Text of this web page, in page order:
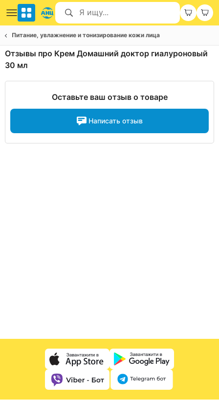
Питание, увлажнение и тонизирование кожи лица
Отзывы про Крем Домашний доктор гиалуроновый
30 мл
Оставьте ваш отзыв о товаре
Написать отзыв